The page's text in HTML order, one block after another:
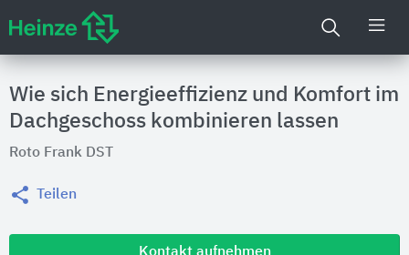
Wie sich Energieeffizienz und Komfort im
Dachgeschoss kombinieren lassen
Roto Frank DST
Teilen